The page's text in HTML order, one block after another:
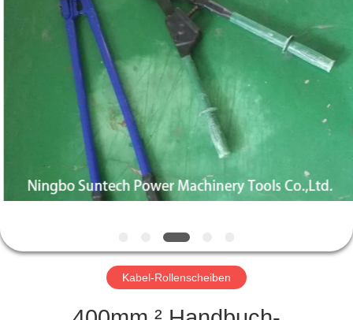
ÜBER
WERKSBESICHTIGUNG
QUALITÄTSKONTROLLE
BITTE UM
ANGEBOT
Kabel-Rollenscheiben